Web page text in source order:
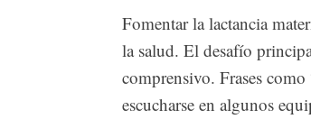
Fomentar la lactancia
la salud. El desafío
comprensivo. Frases como
escucharse en algunos